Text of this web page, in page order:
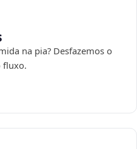
na pia? Desfazemos o
fluxo.